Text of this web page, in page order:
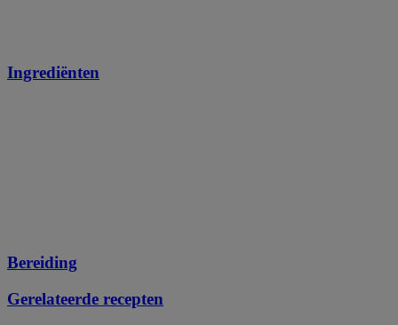
Ingrediënten
Bereiding
Gerelateerde recepten